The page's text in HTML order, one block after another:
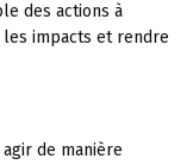
des actions à
impacts et rendre
de manière